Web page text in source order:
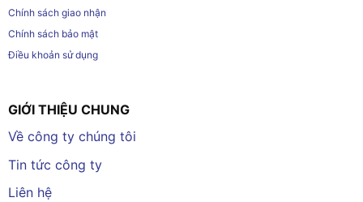
Chính sách giao nhận
Chính sách bảo mật
Điều khoản sử dụng
GIỚI THIỆU CHUNG
Về công ty chúng tôi
Tin tức công ty
Liên hệ